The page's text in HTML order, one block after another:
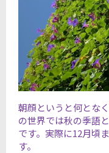
朝顔というと何とな
の世界では秋の季語
です。実際に12月頃
す。